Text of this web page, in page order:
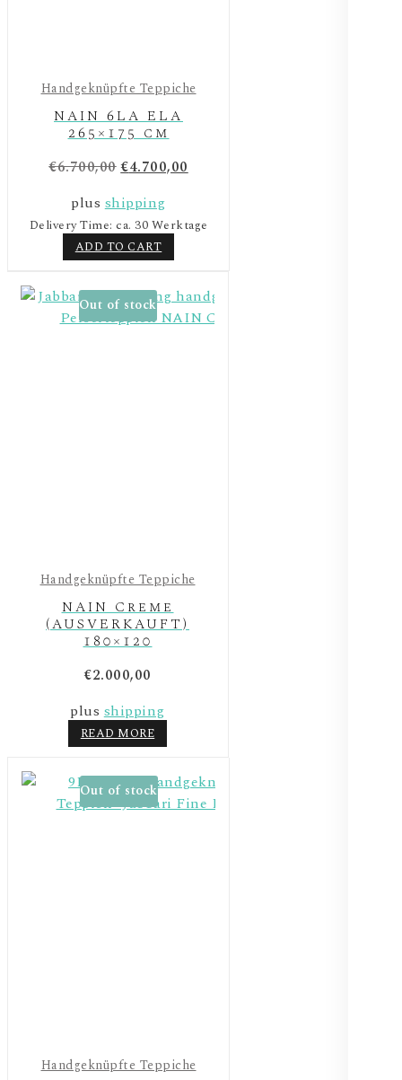
Handgeknüpfte Teppiche
NAIN 6LA ELA
265×175 cm
€6.700,00€4.700,00
plusshipping
Delivery Time: ca. 30 Werktage
ADD TO CART
Handgeknüpfte Teppiche
Out of stock
NAIN Creme
(AUSVERKAUFT)
180×120
€2.000,00
plusshipping
READ MORE
Handgeknüpfte Teppiche
Out of stock